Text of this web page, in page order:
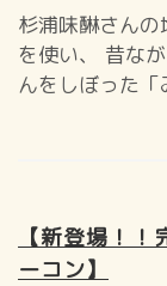
杉浦味醂さん
を使い、 昔な
んをしぼった「
【新登場！
ーコン】